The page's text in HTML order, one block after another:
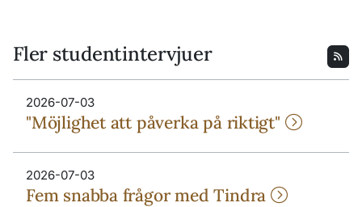
Fler studentintervjuer
2026-07-03
"Möjlighet att påverka på riktigt"
2026-07-03
Fem snabba frågor med Tindra